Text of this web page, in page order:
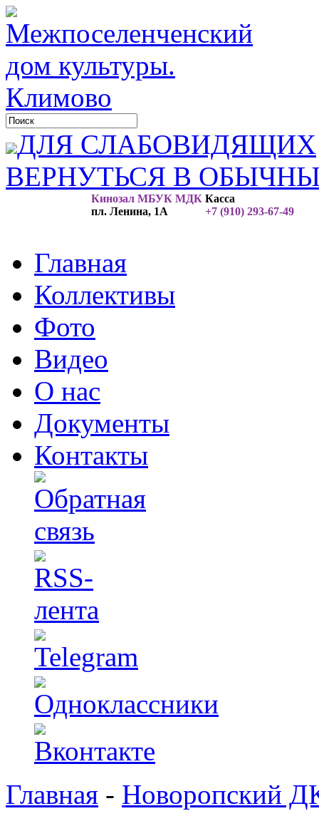
ДЛЯ СЛАБОВИДЯЩИХ
ВЕРНУТЬСЯ В
Кинозал МБУК МДК
пл. Ленина, 1А
Касса
+7 (910) 293-67-49
Главная
Коллективы
Фото
Видео
О нас
Документы
Контакты
Главная - Новоропский